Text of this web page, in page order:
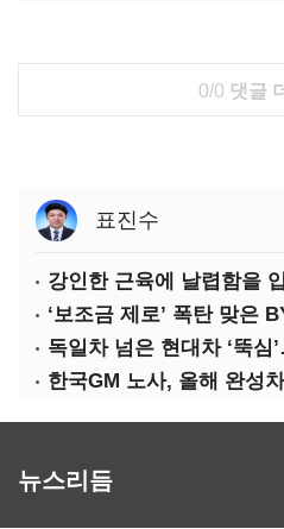
0/0 댓글
표진수
강인한 근육에 날렵함을
‘보조금 제로’ 폭탄 맞은
한국GM 노사, 올해 완성
뉴스리듬